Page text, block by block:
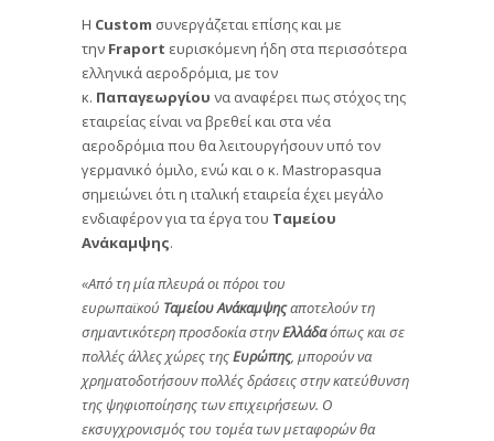
Η Custom συνεργάζεται επίσης και με
την Fraport ευρισκόμενη ήδη στα περισσότερα
ελληνικά αεροδρόμια, με τον
κ. Παπαγεωργίου να αναφέρει πως στόχος της
εταιρείας είναι να βρεθεί και στα νέα
αεροδρόμια που θα λειτουργήσουν υπό τον
γερμανικό όμιλο, ενώ και ο κ. Mastropasqua
σημειώνει ότι η ιταλική εταιρεία έχει μεγάλο
ενδιαφέρον για τα έργα του Ταμείου
Ανάκαμψης.
«Από τη μία πλευρά οι πόροι του
ευρωπαϊκού Ταμείου Ανάκαμψηςαποτελούν τη
σημαντικότερη προσδοκία στηνΕλλάδαόπως και σε
πολλές άλλες χώρες τηςΕυρώπης, μπορούν να
χρηματοδοτήσουν πολλές δράσεις στην κατεύθυνση
της ψηφιοποίησης των επιχειρήσεων. Ο
εκσυγχρονισμός του τομέα των μεταφορών θα